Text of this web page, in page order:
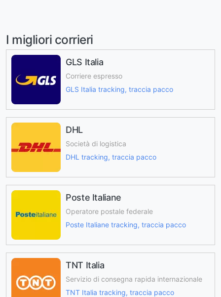
I migliori corrieri
GLS Italia
Corriere espresso
GLS Italia tracking, traccia pacco
DHL
Società di logistica
DHL tracking, traccia pacco
Poste Italiane
Operatore postale federale
Poste Italiane tracking, traccia pacco
TNT Italia
Servizio di consegna rapida internazionale
TNT Italia tracking, traccia pacco